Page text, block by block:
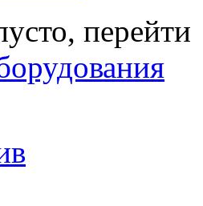
перейти